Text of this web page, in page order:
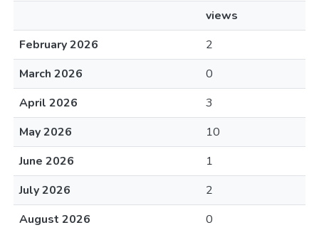
views
February 2026
2
March 2026
0
April 2026
3
May 2026
10
June 2026
1
July 2026
2
August 2026
0